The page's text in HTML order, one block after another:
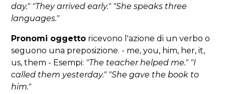
day." "They arrived early." "She speaks three
languages."
Pronomi oggetto ricevono l'azione di un verbo o
seguono una preposizione. - me, you, him, her, it,
us, them - Esempi: "The teacher helped me." "I
called them yesterday." "She gave the book to
him."